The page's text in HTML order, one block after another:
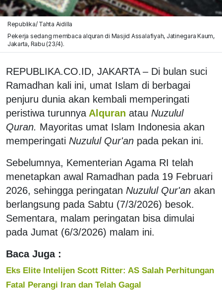
Republika/ Tahta Aidilla
Pekerja sedang membaca alquran di Masjid Assalafiyah, Jatinegara Kaum,
Jakarta, Rabu (23/4).
REPUBLIKA.CO.ID, JAKARTA – Di bulan suci
Ramadhan kali ini, umat Islam di berbagai
penjuru dunia akan kembali memperingati
peristiwa turunnya Alquran atau Nuzulul
Quran. Mayoritas umat Islam Indonesia akan
memperingati Nuzulul Qur'an pada pekan ini.
Sebelumnya, Kementerian Agama RI telah
menetapkan awal Ramadhan pada 19 Februari
2026, sehingga peringatan Nuzulul Qur'an akan
berlangsung pada Sabtu (7/3/2026) besok.
Sementara, malam peringatan bisa dimulai
pada Jumat (6/3/2026) malam ini.
Baca Juga :
Eks Elite Intelijen Scott Ritter: AS Salah Perhitungan
Fatal Perangi Iran dan Telah Gagal